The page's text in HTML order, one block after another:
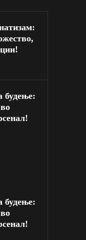
будење:
будење: